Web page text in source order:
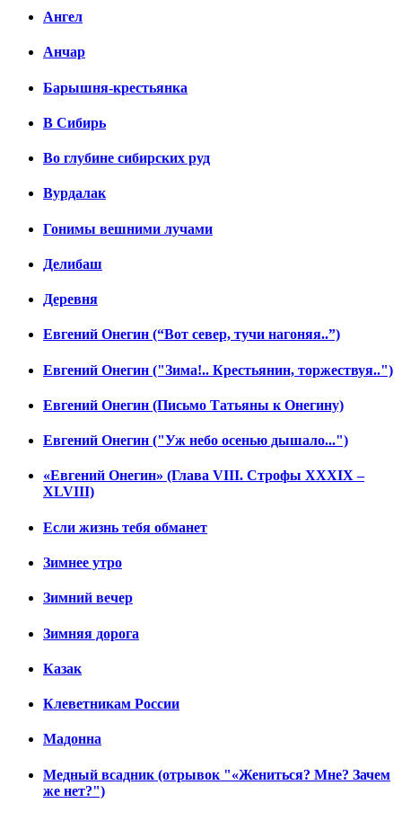
Ангел
Анчар
Барышня-крестьянка
В Сибирь
Во глубине сибирских руд
Вурдалак
Гонимы вешними лучами
Делибаш
Деревня
Евгений Онегин (“Вот север, тучи нагоняя..”)
Евгений Онегин ("Зима!.. Крестьянин, торжествуя..")
Евгений Онегин (Письмо Татьяны к Онегину)
Евгений Онегин ("Уж небо осенью дышало...")
«Евгений Онегин» (Глава VIII. Строфы XXXIX –
XLVIII)
Если жизнь тебя обманет
Зимнее утро
Зимний вечер
Зимняя дорога
Казак
Клеветникам России
Мадонна
Медный всадник (отрывок "«Жениться? Мне? Зачем
же нет?")